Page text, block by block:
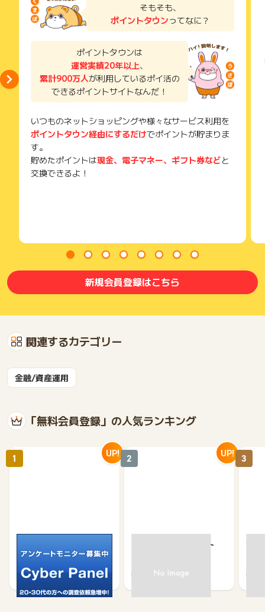
そもそも、
ポイントタウンってなに？
ポイントタウンは
運営実績20年以上、
累計900万人が利用しているポイ活の
できるポイントサイトなんだ！
いつものネットショッピングや様々なサービス利用を
ポイントタウン経由にするだけでポイントが貯まりま
す。
貯めたポイントは現金、電子マネー、ギフト券などと
交換できるよ！
新規会員登録はこちら
関連するカテゴリー
金融/資産運用
「無料会員登録」の人気ランキング
500 750
1 UP!
京急プレミアポイント
370 650
2 UP!
カウ
3